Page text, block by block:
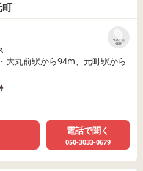
リストに
保存
大丸前駅から94m、元町駅から
電話で聞く
050-3033-0679